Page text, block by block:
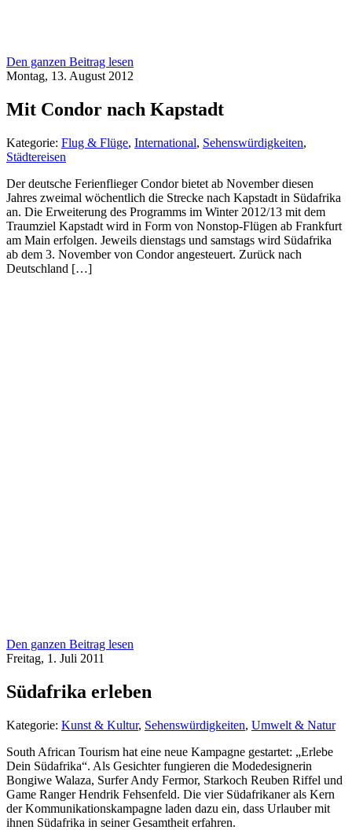
Den ganzen Beitrag lesen
Montag, 13. August 2012
Mit Condor nach Kapstadt
Kategorie: Flug & Flüge, International, Sehenswürdigkeiten,
Städtereisen
Der deutsche Ferienflieger Condor bietet ab November diesen
Jahres zweimal wöchentlich die Strecke nach Kapstadt in Südafrika
an. Die Erweiterung des Programms im Winter 2012/13 mit dem
Traumziel Kapstadt wird in Form von Nonstop-Flügen ab Frankfurt
am Main erfolgen. Jeweils dienstags und samstags wird Südafrika
ab dem 3. November von Condor angesteuert. Zurück nach
Deutschland […]
Den ganzen Beitrag lesen
Freitag, 1. Juli 2011
Südafrika erleben
Kategorie: Kunst & Kultur, Sehenswürdigkeiten, Umwelt & Natur
South African Tourism hat eine neue Kampagne gestartet: „Erlebe
Dein Südafrika“. Als Gesichter fungieren die Modedesignerin
Bongiwe Walaza, Surfer Andy Fermor, Starkoch Reuben Riffel und
Game Ranger Hendrik Fehsenfeld. Die vier Südafrikaner als Kern
der Kommunikationskampagne laden dazu ein, dass Urlauber mit
ihnen Südafrika in seiner Gesamtheit erfahren.